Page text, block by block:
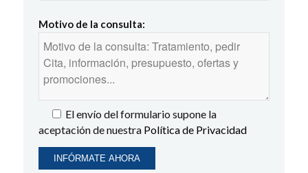
Motivo de la consulta:
El envío del formulario supone la
aceptación de nuestra Política de Privacidad